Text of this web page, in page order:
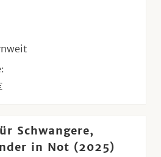
Schwangere,
in Not (2025)